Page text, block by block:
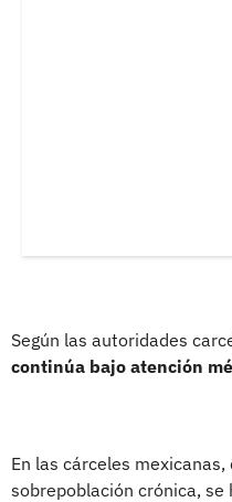
Según las autoridades
continúa bajo atención
En las cárceles
sobrepoblación crónica,